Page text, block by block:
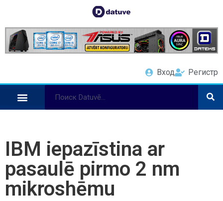
Вход Регистр
IBM iepazīstina ar
pasaulē pirmo 2 nm
mikroshēmu